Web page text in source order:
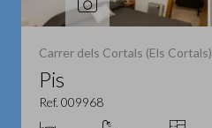
Carrer dels Cortals (Els Cortals)
Pis
Ref. 009968